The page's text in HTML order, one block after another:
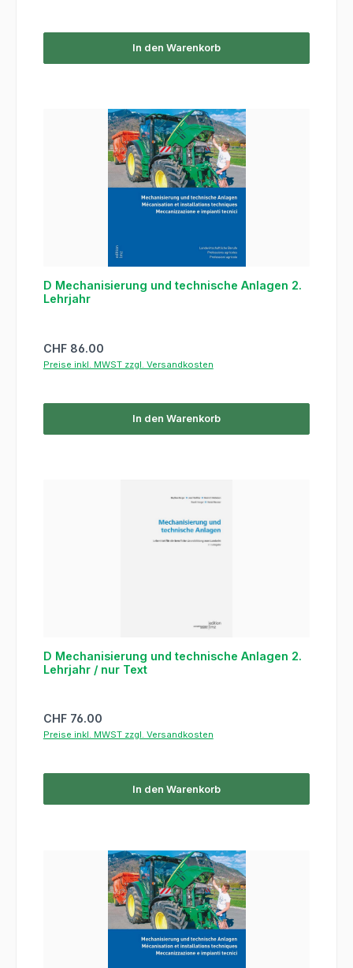
In den Warenkorb
D Mechanisierung und technische Anlagen 2.
Lehrjahr
Regulärer Preis:
CHF 86.00
Preise inkl. MWST zzgl. Versandkosten
In den Warenkorb
D Mechanisierung und technische Anlagen 2.
Lehrjahr / nur Text
Regulärer Preis:
CHF 76.00
Preise inkl. MWST zzgl. Versandkosten
In den Warenkorb